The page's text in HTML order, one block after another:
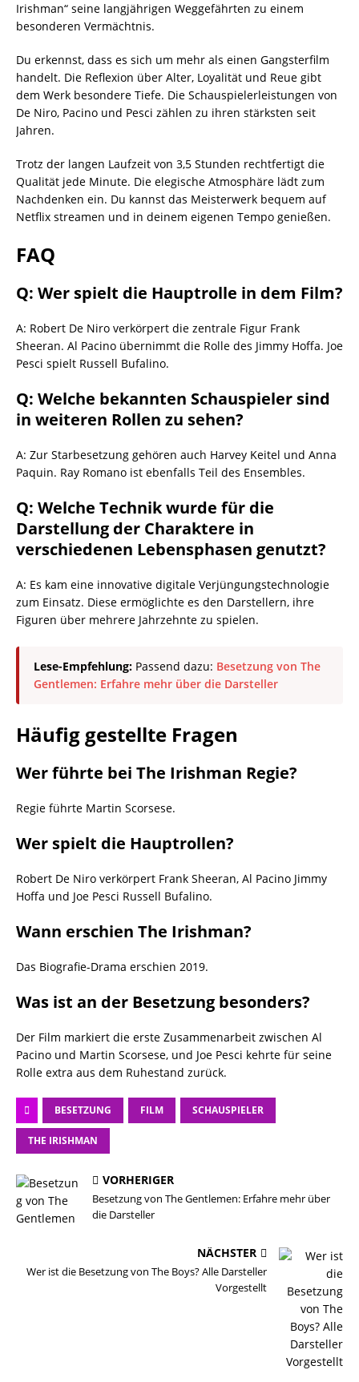
Irishman“ seine langjährigen Weggefährten zu einem
besonderen Vermächtnis.
Du erkennst, dass es sich um mehr als einen Gangsterfilm
handelt. Die Reflexion über Alter, Loyalität und Reue gibt
dem Werk besondere Tiefe. Die Schauspielerleistungen von
De Niro, Pacino und Pesci zählen zu ihren stärksten seit
Jahren.
Trotz der langen Laufzeit von 3,5 Stunden rechtfertigt die
Qualität jede Minute. Die elegische Atmosphäre lädt zum
Nachdenken ein. Du kannst das Meisterwerk bequem auf
Netflix streamen und in deinem eigenen Tempo genießen.
FAQ
Q: Wer spielt die Hauptrolle in dem Film?
A: Robert De Niro verkörpert die zentrale Figur Frank
Sheeran. Al Pacino übernimmt die Rolle des Jimmy Hoffa. Joe
Pesci spielt Russell Bufalino.
Q: Welche bekannten Schauspieler sind
in weiteren Rollen zu sehen?
A: Zur Starbesetzung gehören auch Harvey Keitel und Anna
Paquin. Ray Romano ist ebenfalls Teil des Ensembles.
Q: Welche Technik wurde für die
Darstellung der Charaktere in
verschiedenen Lebensphasen genutzt?
A: Es kam eine innovative digitale Verjüngungstechnologie
zum Einsatz. Diese ermöglichte es den Darstellern, ihre
Figuren über mehrere Jahrzehnte zu spielen.
Lese-Empfehlung: Passend dazu: Besetzung von The
Gentlemen: Erfahre mehr über die Darsteller
Häufig gestellte Fragen
Wer führte bei The Irishman Regie?
Regie führte Martin Scorsese.
Wer spielt die Hauptrollen?
Robert De Niro verkörpert Frank Sheeran, Al Pacino Jimmy
Hoffa und Joe Pesci Russell Bufalino.
Wann erschien The Irishman?
Das Biografie-Drama erschien 2019.
Was ist an der Besetzung besonders?
Der Film markiert die erste Zusammenarbeit zwischen Al
Pacino und Martin Scorsese, und Joe Pesci kehrte für seine
Rolle extra aus dem Ruhestand zurück.
BESETZUNG FILM SCHAUSPIELER
THE IRISHMAN
VORHERIGER
Besetzung von The Gentlemen: Erfahre mehr über
die Darsteller
NÄCHSTER
Wer ist die Besetzung von The Boys? Alle Darsteller
Vorgestellt